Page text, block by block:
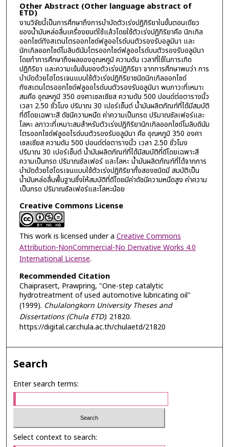
Other Abstract (Other language abstract of
ETD)
งานวิจัยนี้เป็นการศึกษาถึงการบำบัดตัวเร่งปฏิกิริยาในขั้นตอนเดียว
ของน้ำมันหล่อลื่นเครื่องยนต์ใช้แล้วโดยใช้ตัวเร่งปฏิกิริยาคือ นิกเกิล
ออกไซด์ทังสเตนไตรออกไซด์ฟลูออไรด์บนตัวรองรับอลูมินา และ
นิกเกิลออกไซด์โมลิบดินัมไตรออกไซด์ฟลูออไรด์บนตัวรองรับอลูมินา
โดยทำการศึกษาถึงผลของอุณหภูมิ ความดัน เวลาที่ใช้ในการเกิด
ปฏิกิริยา และความเข้มข้นของตัวเร่งปฏิกิริยา จากการศึกษาพบว่า การ
บำบัดด้วยไฮโดรเจนแบบใช้ตัวเร่งปฏิกิริยาชนิดนิกเกิลออกไซด์
ทังสเตนไตรออกไซด์ฟลูออไรด์บนตัวรองรับอลูมินา พบภาวะที่เหมาะ
สมคือ อุณหภูมิ 350 องศาเซลเซียส ความดัน 500 ปอนด์ต่อตารางนิ้ว
เวลา 2.50 ชั่วโมง ปริมาณ 30 เปอร์เซ็นต์ น้ำมันผลิตภัณฑ์ที่ได้มีสมบัติ
ที่ดีโดยเฉพาะสี ดัชนีความหนืด ค่าความเป็นกรด ปริมาณซัลเฟอร์และ
โลหะ ลภาวะที่เหมาะสมสำหรับตัวเร่งปฏิกิริยานิกเกิลออกไซด์โมลิบดินัม
ไตรออกไซด์ฟลูออไรด์บนตัวรองรับอลูมินา คือ อุณหภูมิ 350 องศา
เซลเซียส ความดัน 500 ปอนด์ต่อตารางนิ้ว เวลา 2.50 ชั่วโมง
ปริมาณ 30 เปอร์เซ็นต์ น้ำมันผลิตภัณฑ์ที่ได้มีสมบัติที่ดีโดยเฉพาะสี
ความเป็นกรด ปริมาณซัลเฟอร์ และโลหะ น้ำมันผลิตภัณฑ์ที่ได้จากการ
บำบัดด้วยไฮโดรเจนแบบใช้ตัวเร่งปฏิกิริยาทั้งสองชนิดมี สมบัติเป็น
น้ำมันหล่อลื่นพื้นฐานซึ่งให้สมบัติที่ดีโดยมีค่าดัชนีความหนืดสูง ค่าความ
เป็นกรด ปริมาณซัลเฟอร์และโลหะน้อย
Creative Commons License
This work is licensed under a Creative Commons
Attribution-NonCommercial-No Derivative Works 4.0
International License.
Recommended Citation
Chaiprasert, Prawpring, "One-step catalytic
hydrotreatment of used automotive lubricating oil"
(1999). Chulalongkorn University Theses and
Dissertations (Chula ETD). 21820.
https://digital.car.chula.ac.th/chulaetd/21820
Search
Enter search terms:
Select context to search: